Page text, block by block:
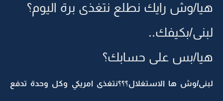
هيا/وش رايك نطلع نتغذى برة اليوم؟
لبنى/بكيفك..
هيا/بس على حسابك؟
لبنى/وش ها الاستغلال؟؟؟نتغذى امريكي وكل وحدة تدفع